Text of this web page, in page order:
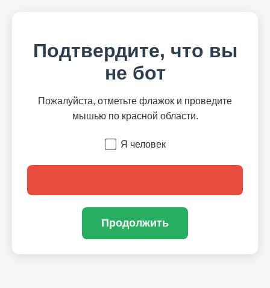
Подтвердите, что вы
не бот
Пожалуйста, отметьте флажок и проведите
мышью по красной области.
Я человек
Продолжить